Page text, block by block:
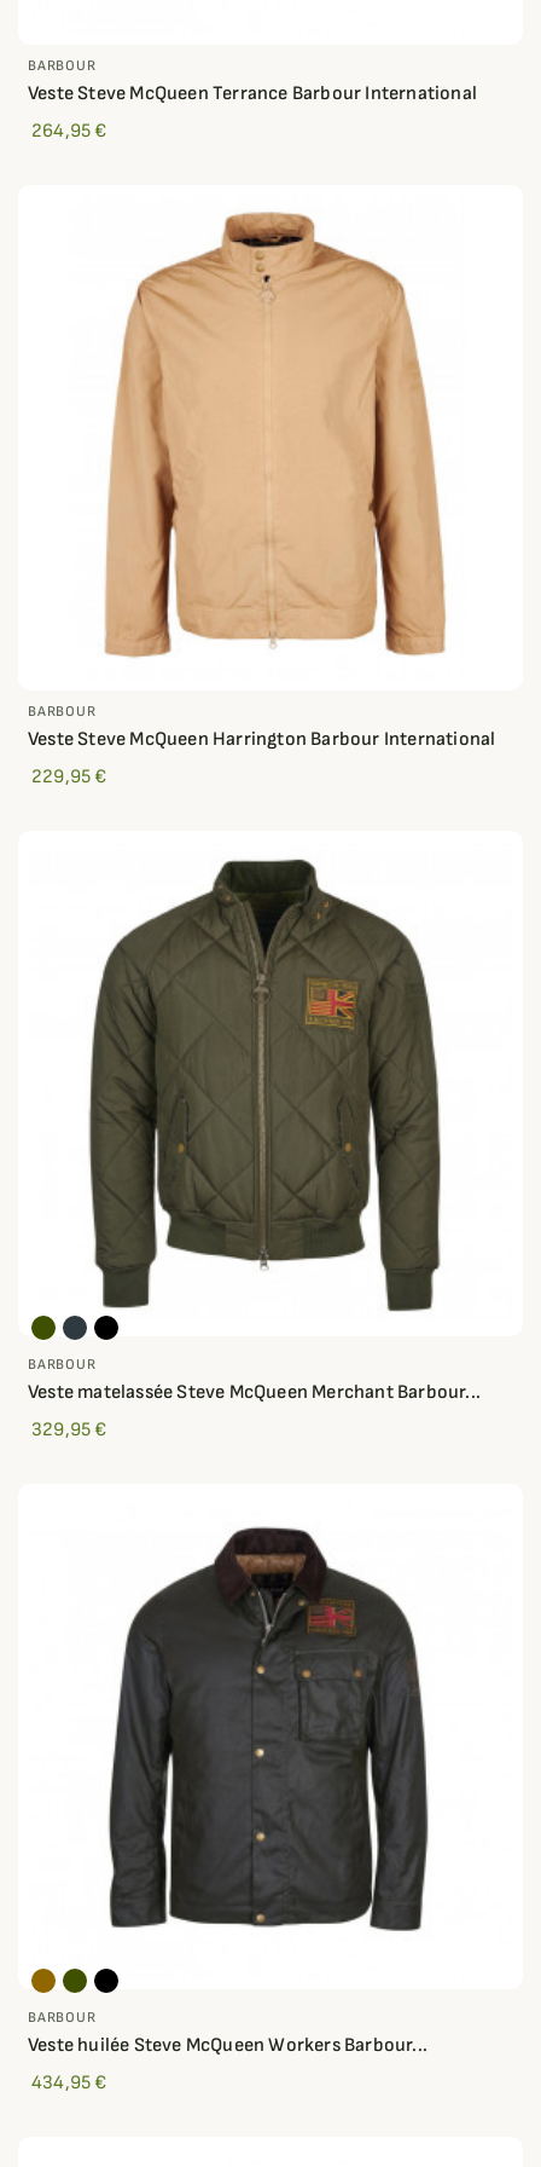
BARBOUR
Veste Steve McQueen Terrance Barbour International
264,95 €
BARBOUR
Veste Steve McQueen Harrington Barbour International
229,95 €
BARBOUR
Veste matelassée Steve McQueen Merchant Barbour...
329,95 €
BARBOUR
Veste huilée Steve McQueen Workers Barbour...
434,95 €